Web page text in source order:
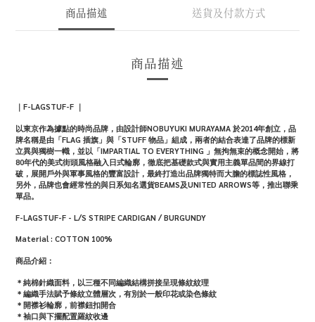
商品描述 送貨及付款方式
商品描述
｜ F-LAGSTUF-F ｜
以東京作為據點的時尚品牌，由設計師NOBUYUKI MURAYAMA 於2014年創立，品
牌名稱是由「FLAG 插旗」與「STUFF 物品」組成，兩者的結合表達了品牌的標新
立異與獨樹一幟，並以「IMPARTIAL TO EVERYTHING 」無拘無束的概念開始，將
80年代的美式街頭風格融入日式輪廓，徹底把基礎款式與實用主義單品間的界線打
破，展開戶外與軍事風格的豐富設計，最終打造出品牌獨特而大膽的標誌性風格，
另外，品牌也會經常性的與日系知名選貨BEAMS及UNITED ARROWS等，推出聯乘
單品。
F-LAGSTUF-F - L/S STRIPE CARDIGAN / BURGUNDY
Material : COTTON 100%
商品介紹：
＊純棉針織面料，以三種不同編織結構拼接呈現條紋紋理
＊編織手法賦予條紋立體層次，有別於一般印花或染色條紋
＊開襟衫輪廓，前襟鈕扣開合
＊袖口與下擺配置羅紋收邊